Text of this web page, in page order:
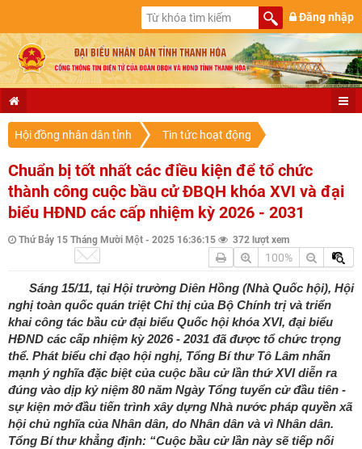
Đăng nhập
Hội đồng nhân dân tỉnh Tin tức hoạt động
Chuẩn bị tốt nhất các điều kiện để tổ chức
thành công cuộc bầu cử ĐBQH khóa XVI và đại
biểu HĐND các cấp nhiệm kỳ 2026 - 2031
Thứ Bảy 15 Tháng Mười Một - 2025 16:36:15 372 lượt xem
100%
Sáng 15/11, tại Hội trường Diên Hồng (Nhà Quốc hội), Hội
nghị toàn quốc quán triệt Chỉ thị của Bộ Chính trị và triển
khai công tác bầu cử đại biểu Quốc hội khóa XVI, đại biểu
HĐND các cấp nhiệm kỳ 2026 - 2031 đã được tổ chức trọng
thể. Phát biểu chỉ đạo hội nghị, Tổng Bí thư Tô Lâm nhấn
mạnh ý nghĩa đặc biệt của cuộc bầu cử lần thứ XVI diễn ra
đúng vào dịp kỷ niệm 80 năm Ngày Tổng tuyển cử đầu tiên -
sự kiện mở đầu tiến trình xây dựng Nhà nước pháp quyền xã
hội chủ nghĩa của Nhân dân, do Nhân dân và vì Nhân dân.
Tổng Bí thư khẳng định: “Cuộc bầu cử lần này sẽ tiếp nối